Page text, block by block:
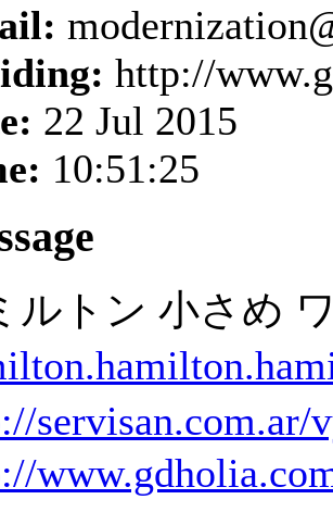
http://
22 Jul 2015
10:51:25
ルトン 小さめ